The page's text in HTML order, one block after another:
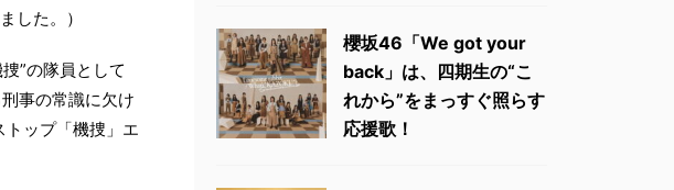
した。）
”の隊員として
事の常識に欠け
ップ「機捜」エ
櫻坂46「We got your
back」は、四期生の“こ
れから”をまっすぐ照らす
応援歌！